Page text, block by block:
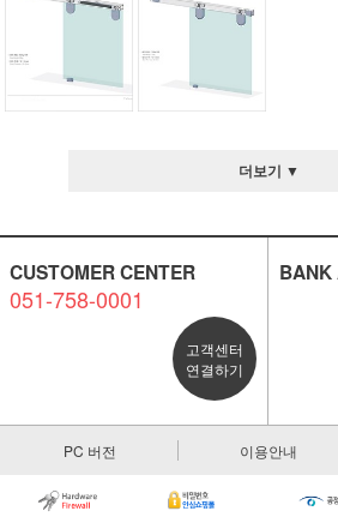
더보기 ▼
CUSTOMER CENTER
051-758-0001
고객센터
연결하기
BANK
PC 버전 이용안내